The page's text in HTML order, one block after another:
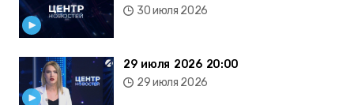
30 июля 2026
29 июля 2026 20:00
29 июля 2026